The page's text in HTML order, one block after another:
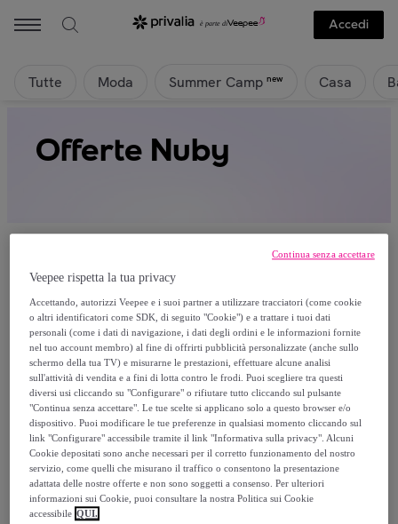
Accedi
Tutte Moda Summer Camp new Casa
Offerte Nuby
Attualmente non è disponibile alcun
prodotto.
Registrati e accedi a tutti i prodotti visibili ai nostri
membri.
Accedi
Veepee rispetta la tua privacy
Accettando, autorizzi Veepee e i suoi partner a utilizzare tracciatori (come cookie
o altri identificatori come SDK, di seguito "Cookie") e a trattare i tuoi dati
personali (come i dati di navigazione, i dati degli ordini e le informazioni fornite
nel tuo account membro) al fine di offrirti pubblicità personalizzate (anche sullo
schermo della tua TV) e misurarne le prestazioni, effettuare alcune analisi
sull'attività di vendita e a fini di lotta contro le frodi. Puoi scegliere tra questi
diversi usi cliccando su "Configurare" o rifiutare tutto cliccando sul pulsante
"Continua senza accettare". Le tue scelte si applicano solo a questo browser e/o
dispositivo. Puoi modificare le tue preferenze in qualsiasi momento cliccando sul
link "Configurare" accessibile tramite il link "Informativa sulla privacy". Alcuni
Cookie depositati sono anche necessari per il corretto funzionamento del nostro
servizio, come quelli che misurano il traffico o consentono la presentazione
adattata delle nostre offerte e non sono soggetti a consenso. Per ulteriori
informazioni sui Cookie, puoi consultare la nostra Politica sui Cookie
accessibile QUI.
Continua senza accettare